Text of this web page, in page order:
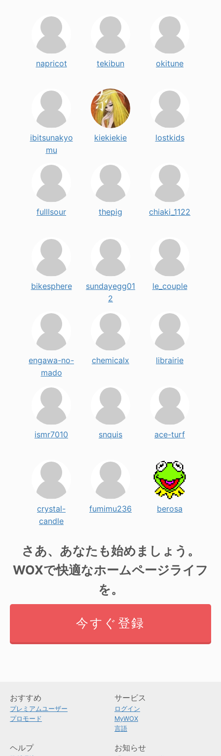
napricot tekibun okitune
ibitsunakyo
mu
kiekiekie lostkids
fulllsour thepig chiaki_1122
bikesphere
sundayegg01
2
le_couple
engawa-no-
mado
chemicalx librairie
ismr7010 snquis ace-turf
crystal-
candle
fumimu236 berosa
さあ、あなたも始めましょう。
WOXで快適なホームページライフ
を。
今すぐ登録
おすすめ
プレミアムユーザー
プロモード
サービス
ログイン
MyWOX
言語
ヘルプ お知らせ